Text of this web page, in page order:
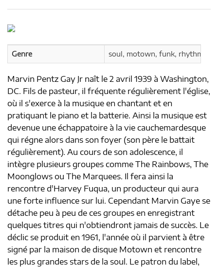
Genre soul, motown, funk, rhythm
Marvin Pentz Gay Jr naît le 2 avril 1939 à Washington,
DC. Fils de pasteur, il fréquente régulièrement l'église,
où il s'exerce à la musique en chantant et en
pratiquant le piano et la batterie. Ainsi la musique est
devenue une échappatoire à la vie cauchemardesque
qui régne alors dans son foyer (son père le battait
régulièrement). Au cours de son adolescence, il
intègre plusieurs groupes comme The Rainbows, The
Moonglows ou The Marquees. Il fera ainsi la
rencontre d'Harvey Fuqua, un producteur qui aura
une forte influence sur lui. Cependant Marvin Gaye se
détache peu à peu de ces groupes en enregistrant
quelques titres qui n'obtiendront jamais de succès. Le
déclic se produit en 1961, l'année où il parvient à être
signé par la maison de disque Motown et rencontre
les plus grandes stars de la soul. Le patron du label,